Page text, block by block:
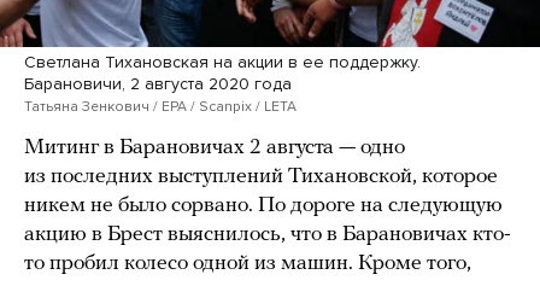
Светлана Тихановская на акции в ее поддержку.
Барановичи, 2 августа 2020 года
Татьяна Зенкович / EPA / Scanpix / LETA
Митинг в Барановичах 2 августа — одно
из последних выступлений Тихановской, которое
никем не было сорвано. По дороге на следующую
акцию в Брест выяснилось, что в Барановичах кто-
то пробил колесо одной из машин. Кроме того,